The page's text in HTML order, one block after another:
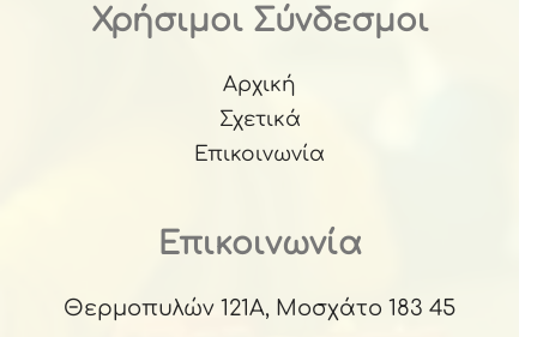
Χρήσιμοι Σύνδεσμοι
Αρχική
Σχετικά
Επικοινωνία
Επικοινωνία
Θερμοπυλών 121Α, Μοσχάτο 183 45